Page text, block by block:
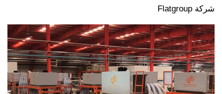
شركة Flatgroup